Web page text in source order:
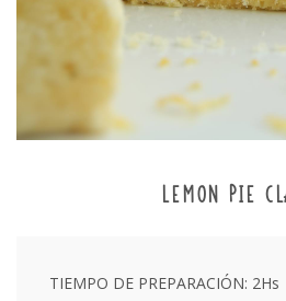
LEMON PIE
TIEMPO DE PREPARACIÓN: 2Hs